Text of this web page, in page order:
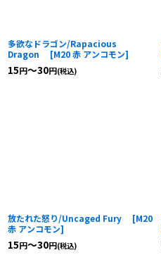
多欲なドラゴン/Rapacious
Dragon
[M20 赤 アンコモン]
15円～30円(税込)
放たれた怒り/Uncaged Fury [M20
赤 アンコモン]
15円～30円(税込)